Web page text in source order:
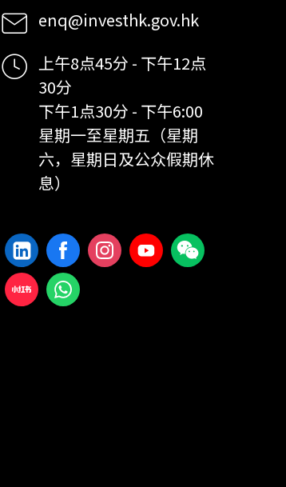
enq@investhk.gov.hk
上午8点45分 - 下午12点
30分
下午1点30分 - 下午6:00
星期一至星期五（星期
六，星期日及公众假期休
息）